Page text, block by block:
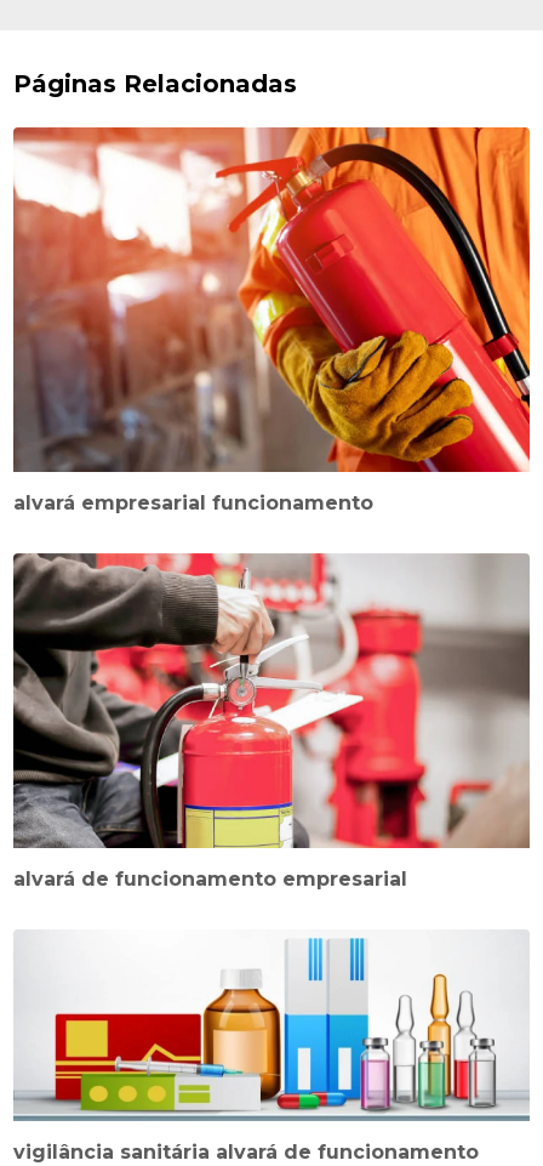
Páginas Relacionadas
alvará empresarial funcionamento
alvará de funcionamento empresarial
vigilância sanitária alvará de funcionamento